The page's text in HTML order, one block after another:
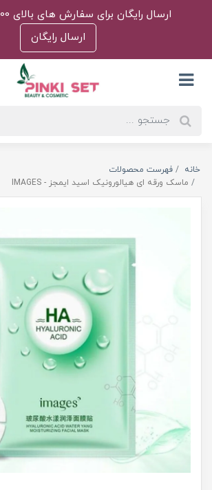
ارسال رایگان برای سفارش های بالای 1.000.000 تومان
ارسال رایگان
خانه
فهرست محصولات
ماسک ورقه ای هیالورونیک اسید ایمجز - IMAGES